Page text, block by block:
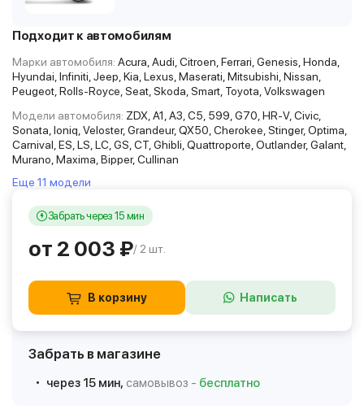
Подходит к автомобилям
Марки автомобиля: Acura, Audi, Citroen, Ferrari, Genesis, Honda,
Hyundai, Infiniti, Jeep, Kia, Lexus, Maserati, Mitsubishi, Nissan,
Peugeot, Rolls-Royce, Seat, Skoda, Smart, Toyota, Volkswagen
Модели автомобиля: ZDX, A1, A3, C5, 599, G70, HR-V, Civic,
Sonata, Ioniq, Veloster, Grandeur, QX50, Cherokee, Stinger, Optima,
Carnival, ES, LS, LC, GS, CT, Ghibli, Quattroporte, Outlander, Galant,
Murano, Maxima, Bipper, Cullinan
Еще 11 модели
Забрать через 15 мин
от 2 003 ₽/ 2 шт.
В корзину Написать
Забрать в магазине
через 15 мин, самовывоз - бесплатно